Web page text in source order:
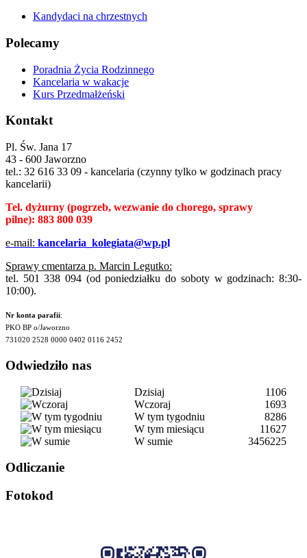
Kandydaci na chrzestnych
Polecamy
Poradnia Życia Rodzinnego
Kancelaria w wakacje
Kurs Przedmałżeński
Kontakt
Pl. Św. Jana 17
43 - 600 Jaworzno
tel.: 32 616 33 09 - kancelaria (czynny tylko w godzinach pracy
kancelarii)
Tel. dyżurny (pogrzeb, wezwanie do chorego, sprawy
pilne): 883 800 039
e-mail: kancelaria_kolegiata@wp.pl
Sprawy cmentarza p. Marcin Legutko:
tel. 501 338 094 (od poniedziałku do soboty w godzinach: 8:30-
10:00).
Nr konta parafii:
PKO BP o/Jaworzno
731020 2528 0000 0402 0116 2452
Odwiedziło nas
Dzisiaj
1106
Wczoraj
1693
W tym tygodniu
8286
W tym miesiącu
11627
W sumie
3456225
Odliczanie
Fotokod